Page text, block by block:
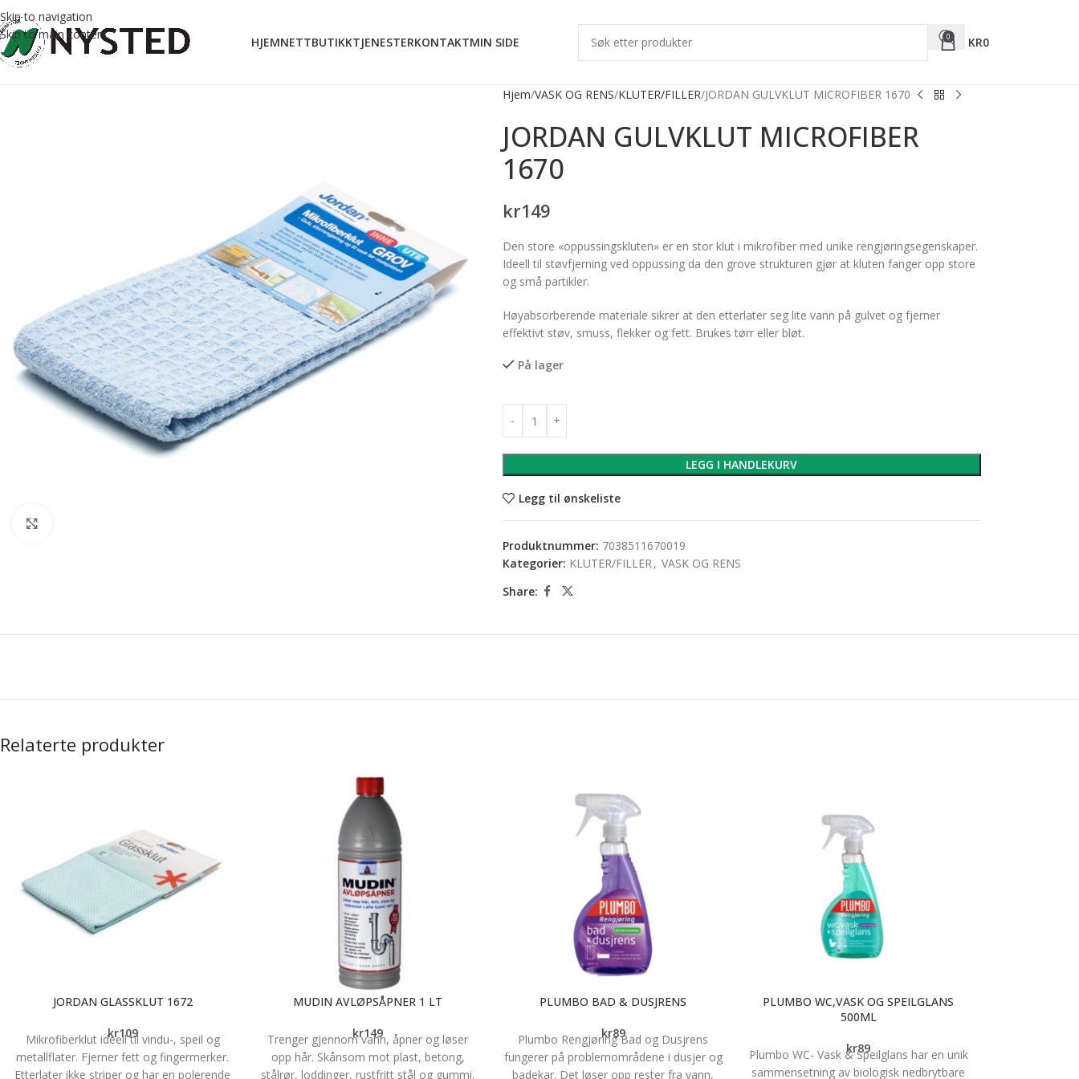
Skip to navigation
Skip to main content
HJEMNETTBUTIKKTJENESTERKONTAKTMIN SIDE 0 KR0
Hjem VASK OG RENS KLUTER/FILLER JORDAN GULVKLUT MICROFIBER 1670
JORDAN GULVKLUT MICROFIBER
1670
kr149
Den store «oppussingskluten» er en stor klut i mikrofiber med unike rengjøringsegenskaper.
Ideell til støvfjerning ved oppussing da den grove strukturen gjør at kluten fanger opp store
og små partikler.
Høyabsorberende materiale sikrer at den etterlater seg lite vann på gulvet og fjerner
effektivt støv, smuss, flekker og fett. Brukes tørr eller bløt.
På lager
LEGG I HANDLEKURV
Legg til ønskeliste
Produktnummer: 7038511670019
Kategorier: KLUTER/FILLER, VASK OG RENS
Share:
Relaterte produkter
JORDAN GLASSKLUT 1672
kr109
Mikrofiberklut ideell til vindu-, speil og
metallflater. Fjerner fett og fingermerker.
Etterlater ikke striper og har en polerende
MUDIN AVLØPSÅPNER 1 LT
kr149
Trenger gjennom vann, åpner og løser
opp hår. Skånsom mot plast, betong,
stålrør, loddinger, rustfritt stål og gummi.
PLUMBO BAD & DUSJRENS
kr89
Plumbo Rengjøring Bad og Dusjrens
fungerer på problemområdene i dusjer og
badekar. Det løser opp rester fra vann,
PLUMBO WC,VASK OG SPEILGLANS
500ML
kr89
Plumbo WC- Vask & Speilglans har en unik
sammensetning av biologisk nedbrytbare